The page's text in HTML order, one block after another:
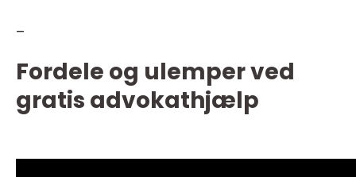
–
Fordele og ulemper ved
gratis advokathjælp